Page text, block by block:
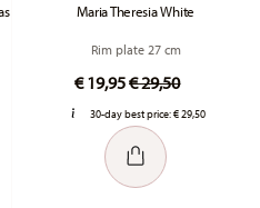
Maria Theresia White
Rim plate 27 cm
€ 19,95Price reduced
€ 29,50to
30-day best price:€ 29,50